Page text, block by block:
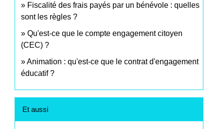
Fiscalité des frais payés par un bénévole : quelles
sont les règles ?
Qu'est-ce que le compte engagement citoyen
(CEC) ?
Animation : qu'est-ce que le contrat d'engagement
éducatif ?
Et aussi